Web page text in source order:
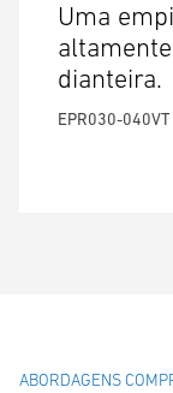
Uma
dianteira.
EPR030-040VT
ABORDAGENS